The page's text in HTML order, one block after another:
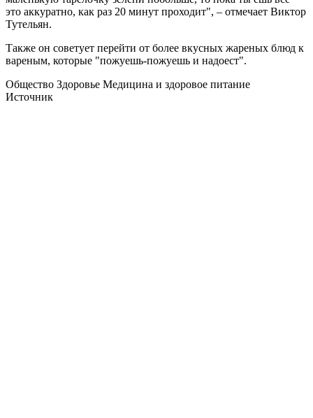
это аккуратно, как раз 20 минут проходит", – отмечает Виктор
Тутельян.
Также он советует перейти от более вкусных жареных блюд к
вареным, которые "пожуешь-пожуешь и надоест".
Общество Здоровье Медицина и здоровое питание
Источник